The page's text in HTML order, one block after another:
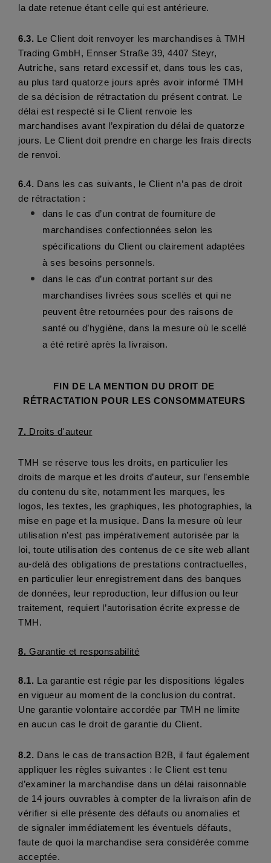
la date retenue étant celle qui est antérieure.
6.3. Le Client doit renvoyer les marchandises à TMH
Trading GmbH, Ennser Straße 39, 4407 Steyr,
Autriche, sans retard excessif et, dans tous les cas,
au plus tard quatorze jours après avoir informé TMH
de sa décision de rétractation du présent contrat. Le
délai est respecté si le Client renvoie les
marchandises avant l’expiration du délai de quatorze
jours. Le Client doit prendre en charge les frais directs
de renvoi.
6.4. Dans les cas suivants, le Client n’a pas de droit
de rétractation :
dans le cas d’un contrat de fourniture de
marchandises confectionnées selon les
spécifications du Client ou clairement adaptées
à ses besoins personnels.
dans le cas d’un contrat portant sur des
marchandises livrées sous scellés et qui ne
peuvent être retournées pour des raisons de
santé ou d’hygiène, dans la mesure où le scellé
a été retiré après la livraison.
FIN DE LA MENTION DU DROIT DE
RÉTRACTATION POUR LES CONSOMMATEURS
7. Droits d'auteur
TMH se réserve tous les droits, en particulier les
droits de marque et les droits d’auteur, sur l’ensemble
du contenu du site, notamment les marques, les
logos, les textes, les graphiques, les photographies, la
mise en page et la musique. Dans la mesure où leur
utilisation n’est pas impérativement autorisée par la
loi, toute utilisation des contenus de ce site web allant
au-delà des obligations de prestations contractuelles,
en particulier leur enregistrement dans des banques
de données, leur reproduction, leur diffusion ou leur
traitement, requiert l’autorisation écrite expresse de
TMH.
8. Garantie et responsabilité
8.1. La garantie est régie par les dispositions légales
en vigueur au moment de la conclusion du contrat.
Une garantie volontaire accordée par TMH ne limite
en aucun cas le droit de garantie du Client.
8.2. Dans le cas de transaction B2B, il faut également
appliquer les règles suivantes : le Client est tenu
d’examiner la marchandise dans un délai raisonnable
de 14 jours ouvrables à compter de la livraison afin de
vérifier si elle présente des défauts ou anomalies et
de signaler immédiatement les éventuels défauts,
faute de quoi la marchandise sera considérée comme
acceptée.